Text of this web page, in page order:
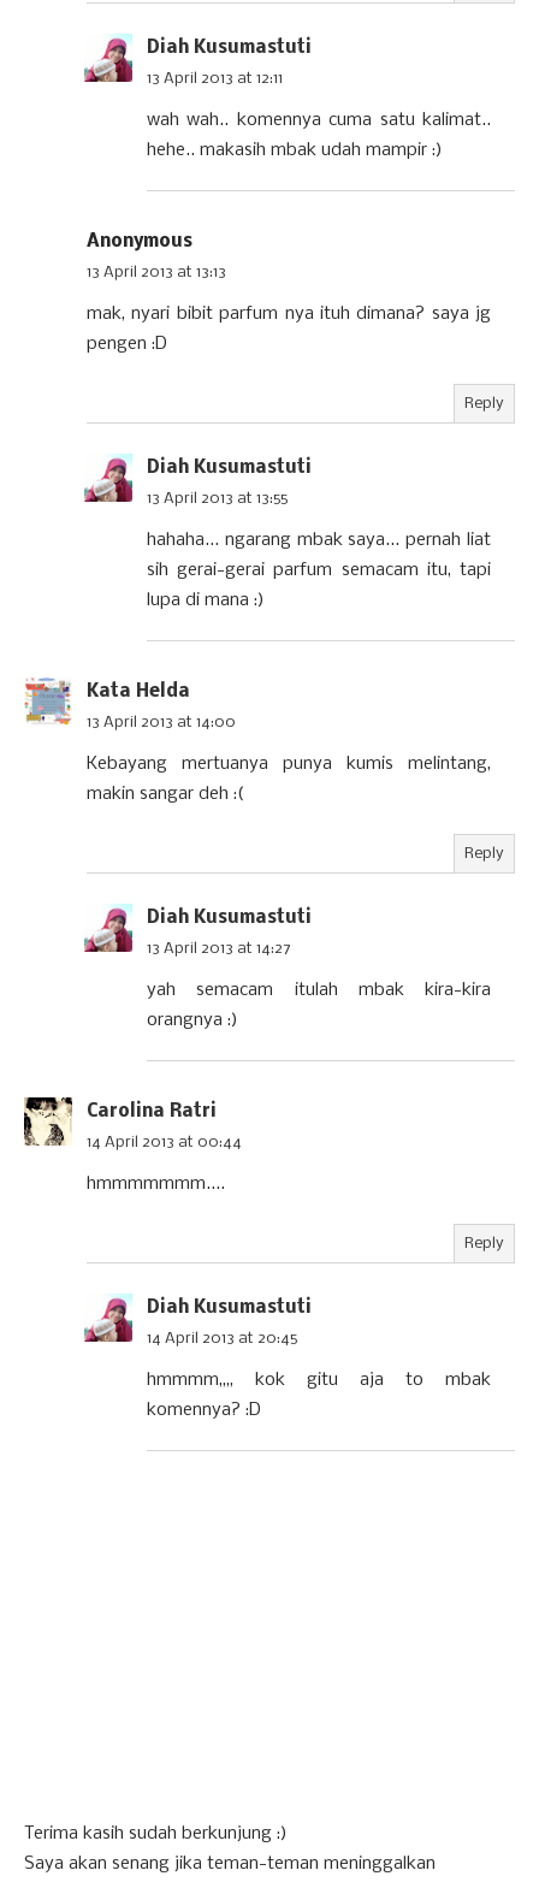
Diah Kusumastuti
13 April 2013 at 12:11
wah wah.. komennya cuma satu kalimat..
hehe.. makasih mbak udah mampir :)
Anonymous
13 April 2013 at 13:13
mak, nyari bibit parfum nya ituh dimana? saya jg
pengen :D
Reply
Diah Kusumastuti
13 April 2013 at 13:55
hahaha... ngarang mbak saya... pernah liat
sih gerai-gerai parfum semacam itu, tapi
lupa di mana :)
Kata Helda
13 April 2013 at 14:00
Kebayang mertuanya punya kumis melintang,
makin sangar deh :(
Reply
Diah Kusumastuti
13 April 2013 at 14:27
yah semacam itulah mbak kira-kira
orangnya :)
Carolina Ratri
14 April 2013 at 00:44
hmmmmmmm....
Reply
Diah Kusumastuti
14 April 2013 at 20:45
hmmmm,,,, kok gitu aja to mbak
komennya? :D
Terima kasih sudah berkunjung :)
Saya akan senang jika teman-teman meninggalkan